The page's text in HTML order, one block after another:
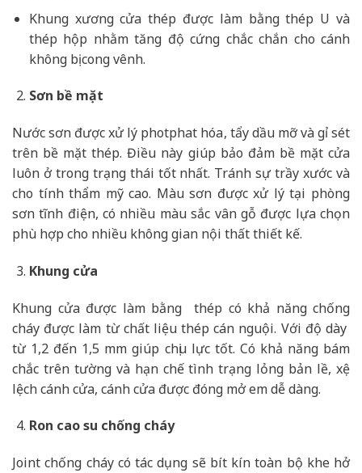
Khung xương cửa thép được làm bằng thép U và
thép hộp nhằm tăng độ cứng chắc chắn cho cánh
không bị cong vênh.
Sơn bề mặt
Nước sơn được xử lý photphat hóa, tẩy dầu mỡ và gỉ sét
trên bề mặt thép. Điều này giúp bảo đảm bề mặt cửa
luôn ở trong trạng thái tốt nhất. Tránh sự trầy xước và
cho tính thẩm mỹ cao. Màu sơn được xử lý tại phòng
sơn tĩnh điện, có nhiều màu sắc vân gỗ được lựa chọn
phù hợp cho nhiều không gian nội thất thiết kế.
Khung cửa
Khung cửa được làm bằng thép có khả năng chống
cháy được làm từ chất liệu thép cán nguội. Với độ dày
từ 1,2 đến 1,5 mm giúp chịu lực tốt. Có khả năng bám
chắc trên tường và hạn chế tình trạng lỏng bản lề, xệ
lệch cánh cửa, cánh cửa được đóng mở em dễ dàng.
Ron cao su chống cháy
Joint chống cháy có tác dụng sẽ bít kín toàn bộ khe hở